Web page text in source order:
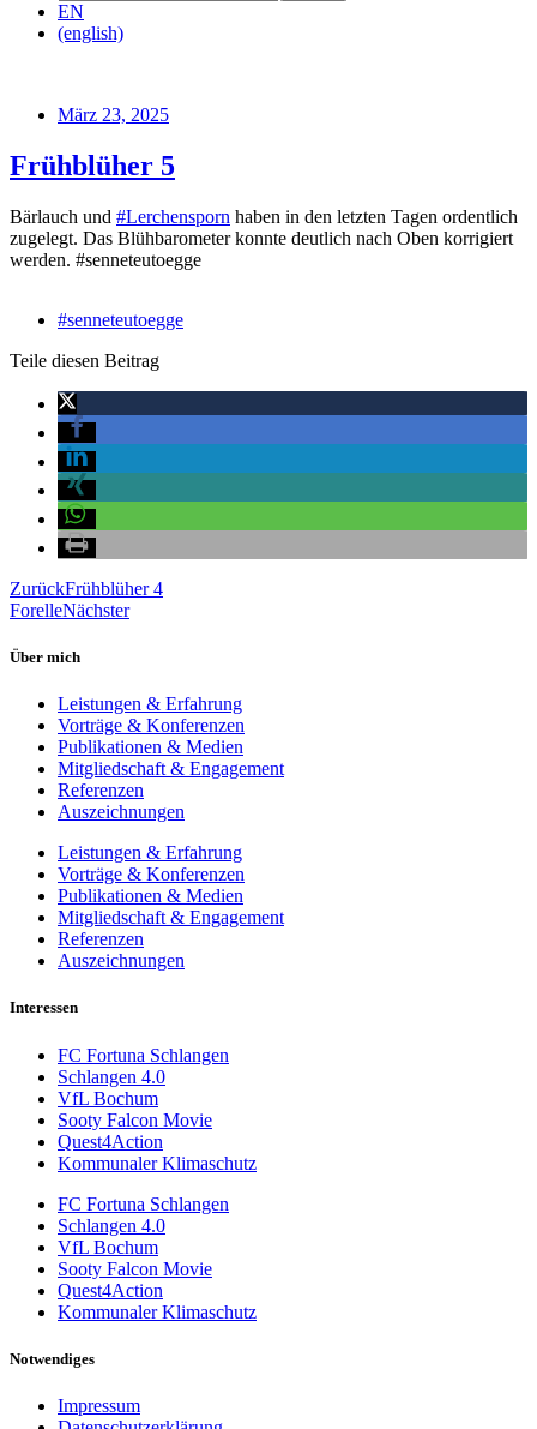
EN
(english)
März 23, 2025
Frühblüher 5
Bärlauch und #Lerchensporn haben in den letzten Tagen ordentlich
zugelegt. Das Blühbarometer konnte deutlich nach Oben korrigiert
werden. #senneteutoegge
#senneteutoegge
Teile diesen Beitrag
ZurückFrühblüher 4
ForelleNächster
Über mich
Leistungen & Erfahrung
Vorträge & Konferenzen
Publikationen & Medien
Mitgliedschaft & Engagement
Referenzen
Auszeichnungen
Leistungen & Erfahrung
Vorträge & Konferenzen
Publikationen & Medien
Mitgliedschaft & Engagement
Referenzen
Auszeichnungen
Interessen
FC Fortuna Schlangen
Schlangen 4.0
VfL Bochum
Sooty Falcon Movie
Quest4Action
Kommunaler Klimaschutz
FC Fortuna Schlangen
Schlangen 4.0
VfL Bochum
Sooty Falcon Movie
Quest4Action
Kommunaler Klimaschutz
Notwendiges
Impressum